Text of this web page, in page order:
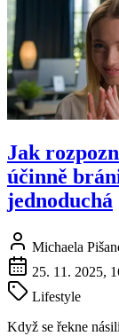
Jak
účinně
jednoduchá
Michaela
25. 11. 2025,
Lifestyle
Když se řekne